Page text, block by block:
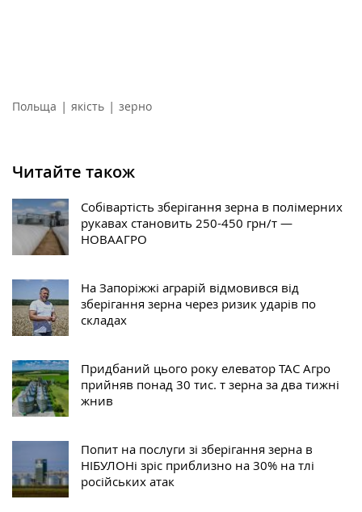
Польща | якість | зерно
Читайте також
Собівартість зберігання зерна в полімерних
рукавах становить 250-450 грн/т —
НОВААГРО
На Запоріжжі аграрій відмовився від
зберігання зерна через ризик ударів по
складах
Придбаний цього року елеватор ТАС Агро
прийняв понад 30 тис. т зерна за два тижні
жнив
Попит на послуги зі зберігання зерна в
НІБУЛОНі зріс приблизно на 30% на тлі
російських атак